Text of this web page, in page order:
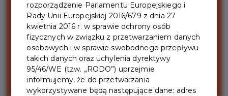
rozporządzenie Parlamentu Europejskiego i
Rady Unii Europejskiej 2016/679 z dnia 27
kwietnia 2016 r. w sprawie ochrony osób
fizycznych w związku z przetwarzaniem danych
osobowych i w sprawie swobodnego przepływu
takich danych oraz uchylenia dyrektywy
95/46/WE (tzw. „RODO”) uprzejmie
informujemy, że do przetwarzania
wykorzystywane będą następujące dane: adres